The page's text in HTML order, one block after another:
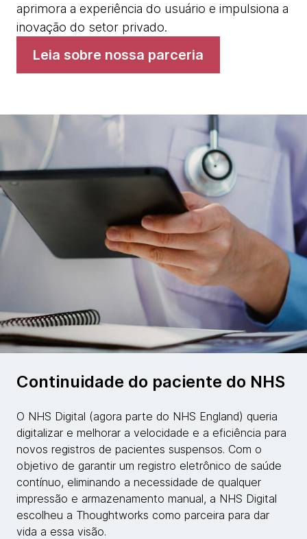
aprimora a experiência do usuário e impulsiona a
inovação do setor privado.
Leia sobre nossa parceria
Continuidade do paciente do NHS
O NHS Digital (agora parte do NHS England) queria
digitalizar e melhorar a velocidade e a eficiência para
novos registros de pacientes suspensos. Com o
objetivo de garantir um registro eletrônico de saúde
contínuo, eliminando a necessidade de qualquer
impressão e armazenamento manual, a NHS Digital
escolheu a Thoughtworks como parceira para dar
vida a essa visão.